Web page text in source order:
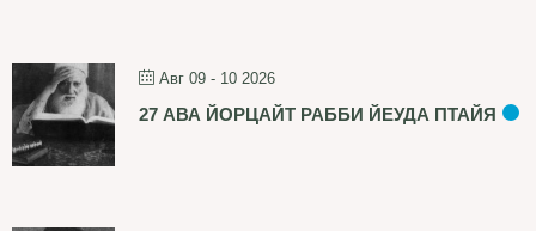
Авг 09 - 10 2026
27 АВА ЙОРЦАЙТ РАББИ ЙЕУДА ПТАЙЯ